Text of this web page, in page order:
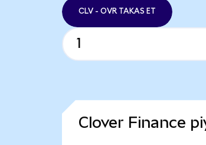
CLV - OVR TAKAS ET
Clover Finance